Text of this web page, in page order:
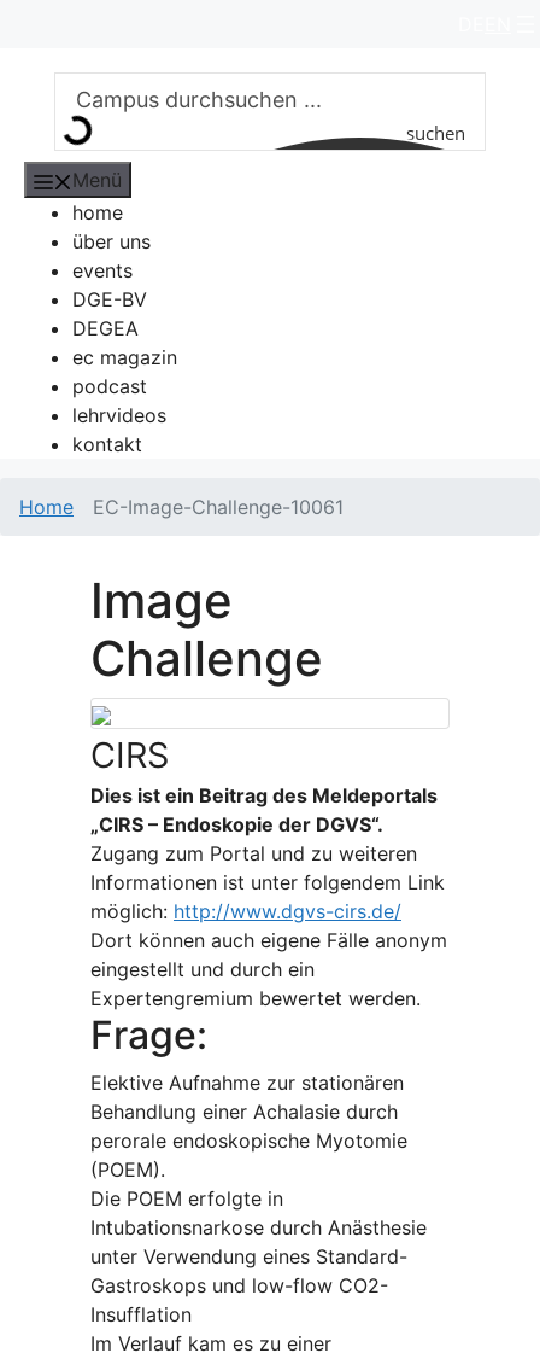
springen
suchen
Menü
home
über uns
events
DGE-BV
DEGEA
ec magazin
podcast
lehrvideos
kontakt
Home EC-Image-Challenge-10061
Image
Challenge
CIRS
Dies ist ein Beitrag des Meldeportals
„CIRS – Endoskopie der DGVS“.
Zugang zum Portal und zu weiteren
Informationen ist unter folgendem Link
möglich: http://www.dgvs-cirs.de/
Dort können auch eigene Fälle anonym
eingestellt und durch ein
Expertengremium bewertet werden.
Frage:
Elektive Aufnahme zur stationären
Behandlung einer Achalasie durch
perorale endoskopische Myotomie
(POEM).
Die POEM erfolgte in
Intubationsnarkose durch Anästhesie
unter Verwendung eines Standard-
Gastroskops und low-flow CO2-
Insufflation
Im Verlauf kam es zu einer